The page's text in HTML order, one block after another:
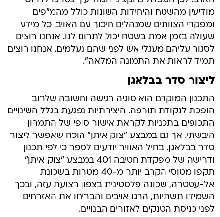
מודיעין מהשטח והיחידות השונות כולל מהמ"פים
ומפקדי הצוותים שמנהלים חיכוך עם האויב. כל מידע
שעולה בזמן אמת בשטח יכול לתרום לנו. אנחנו רוצים
לסגור עליהם מעגלי אש לפני שהם נעלמים. אנחנו רוצים
תמיד לראות את התמונה המלאה".
ליצור סדר בבלאגן
התכנון המוקדם הוא סוגיה רגישה וחשובה שלרוב
הופכת לנקודת תורפה. היצירתיות נפגעת בגלל השינויים
התכופים בתכניות לקראת אישור סופי של התמרון
היבשתי. אך גם במבצע "צוק איתן" הוכח שאפשר ליצור
סדר בבלאגן. בחיל האוויר יודעים לספר כי לפי תכנון
ודרישה של מפקדת חטיבה 401 במבצע "צוק איתן"
תקפו מטוסי הקרב יותר מ-40 מטרות בשכונת
אל-עטטרה, שכונה פלסטינית בצפון רצועת עזה, ובכך
השמידו תשתיות, הרגו אויבים והבריחו את האזרחים
לפני כניסת הטנקים לאזורים הבנויים.